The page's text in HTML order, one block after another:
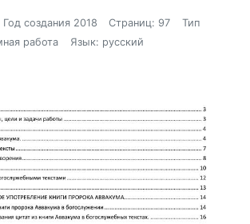
Год создания 2018 Страниц: 97
Тип
работа
Язык: русский